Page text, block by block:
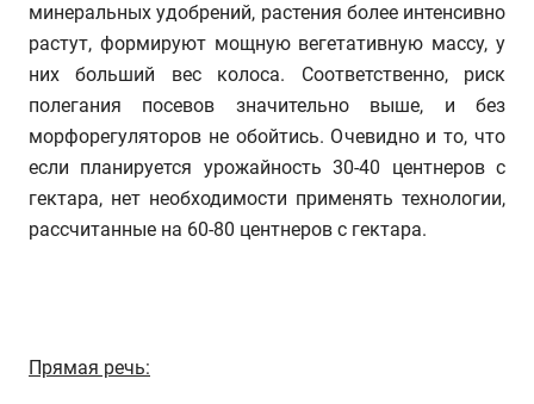
минеральных удобрений, растения более интенсивно
растут, формируют мощную вегетативную массу, у
них больший вес колоса. Соответственно, риск
полегания посевов значительно выше, и без
морфорегуляторов не обойтись. Очевидно и то, что
если планируется урожайность 30-40 центнеров с
гектара, нет необходимости применять технологии,
рассчитанные на 60-80 центнеров с гектара.
Прямая речь: